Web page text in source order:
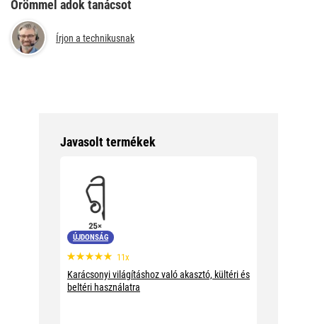
Örömmel adok tanácsot
Írjon a technikusnak
Javasolt termékek
ÚJDONSÁG
11x
Karácsonyi világításhoz való akasztó, kültéri és
beltéri használatra